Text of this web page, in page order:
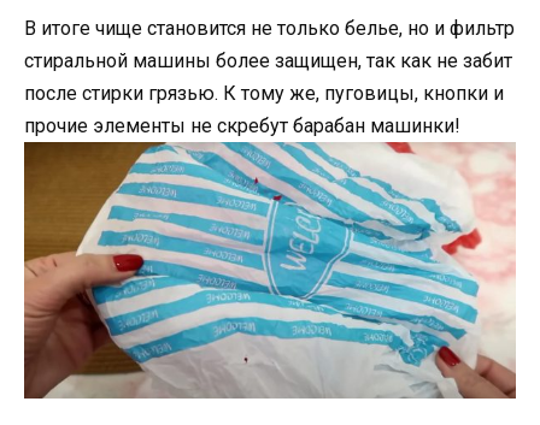
В итоге чище становится не только белье, но и фильтр
стиральной машины более защищен, так как не забит
после стирки грязью. К тому же, пуговицы, кнопки и
прочие элементы не скребут барабан машинки!